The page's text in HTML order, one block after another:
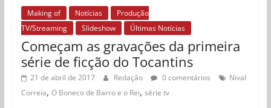
Making of Notícias
Produção
TV/Streaming
Slideshow Últimas Notícias
Começam as gravações da primeira
série de ficção do Tocantins
21 de abril de 2017 Redação 0 comentários
Nival
Correia, O Boneco de Barro e o Rei, série tv